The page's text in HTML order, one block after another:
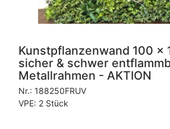
Kunstpflanzenwand 100 x
sicher & schwer
Metallrahmen - AKTION
Nr.: 188250FRUV
VPE: 2 Stück